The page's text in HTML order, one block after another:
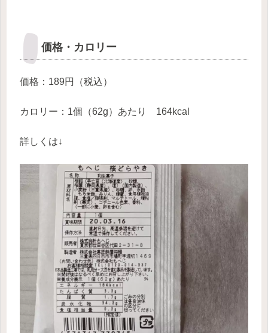
価格・カロリー
価格：189円（税込）
カロリー：1個（62g）あたり 164kcal
詳しくは↓